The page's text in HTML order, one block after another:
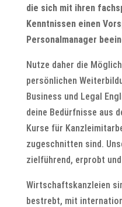
die sich mit ihren
Kenntnissen einen
Personalmanager
Nutze daher die
persönlichen
Business und Legal
deine Bedürfnisse aus
Kurse für
zugeschnitten sind.
zielführend, erprobt
Wirtschaftskanzleien
bestrebt, mit